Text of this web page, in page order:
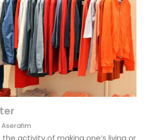
Aserafim
the activity of making one’s living or